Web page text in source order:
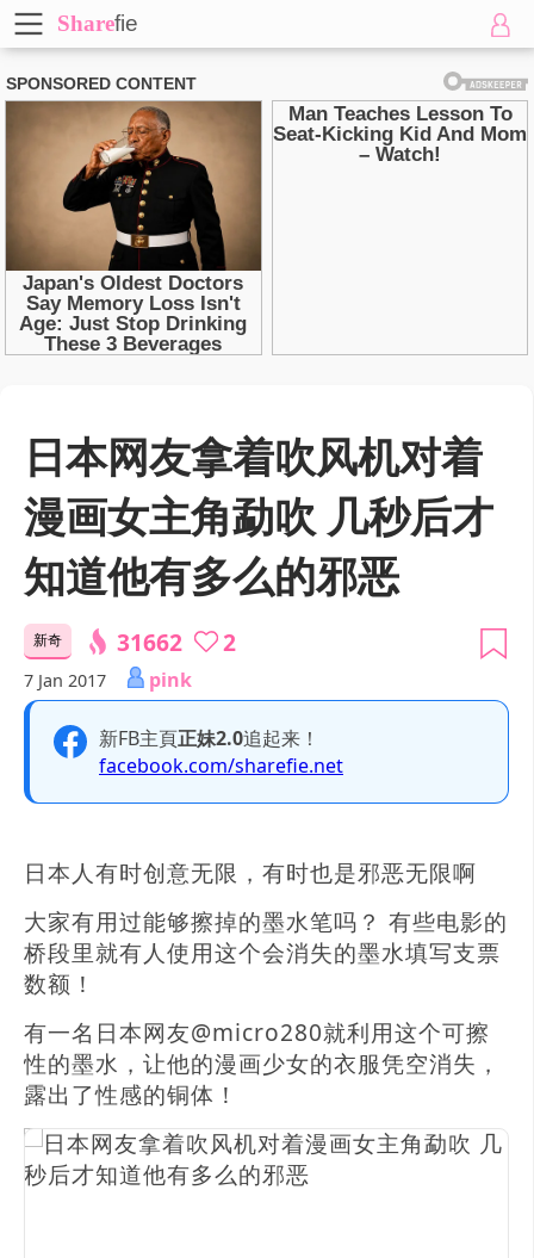
Sharefie
日本网友拿着吹风机对着
漫画女主角勐吹 几秒后才
知道他有多么的邪恶
新奇 31662 2
7 Jan 2017 pink
新FB主頁正妹2.0追起来！
facebook.com/sharefie.net
日本人有时创意无限，有时也是邪恶无限啊
大家有用过能够擦掉的墨水笔吗？ 有些电影的
桥段里就有人使用这个会消失的墨水填写支票
数额！
有一名日本网友@micro280就利用这个可擦
性的墨水，让他的漫画少女的衣服凭空消失，
露出了性感的铜体！